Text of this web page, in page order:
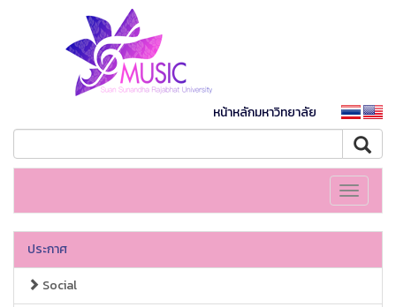
หน้าหลักมหาวิทยาลัย
Toggle
ประกาศ
Social